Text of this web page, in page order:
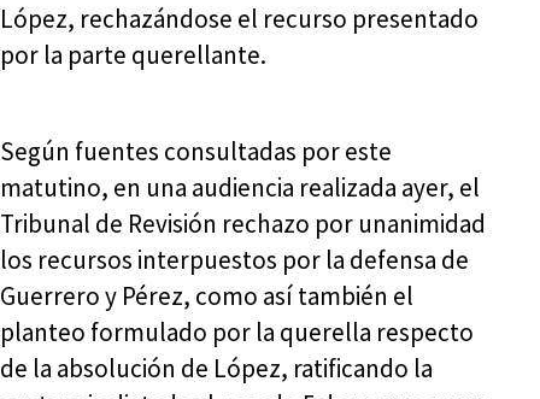
López, rechazándose el recurso presentado
por la parte querellante.
Según fuentes consultadas por este
matutino, en una audiencia realizada ayer, el
Tribunal de Revisión rechazo por unanimidad
los recursos interpuestos por la defensa de
Guerrero y Pérez, como así también el
planteo formulado por la querella respecto
de la absolución de López, ratificando la